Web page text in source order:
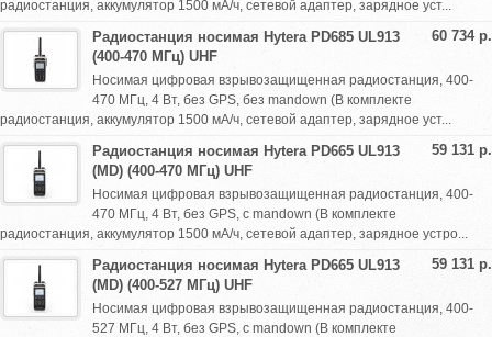
радиостанция, аккумулятор 1500 мА/ч, сетевой адаптер, зарядное уст...
60 734 р.
Радиостанция носимая Hytera PD685 UL913
(400-470 МГц) UHF
Носимая цифровая взрывозащищенная радиостанция, 400-
470 МГц, 4 Вт, без GPS, без mandown (В комплекте
радиостанция, аккумулятор 1500 мА/ч, сетевой адаптер, зарядное уст...
59 131 р.
Радиостанция носимая Hytera PD665 UL913
(MD) (400-470 МГц) UHF
Носимая цифровая взрывозащищенная радиостанция, 400-
470 МГц, 4 Вт, без GPS, с mandown (В комплекте
радиостанция, аккумулятор 1500 мА/ч, сетевой адаптер, зарядное устро...
59 131 р.
Радиостанция носимая Hytera PD665 UL913
(MD) (400-527 МГц) UHF
Носимая цифровая взрывозащищенная радиостанция, 400-
527 МГц, 4 Вт, без GPS, с mandown (В комплекте